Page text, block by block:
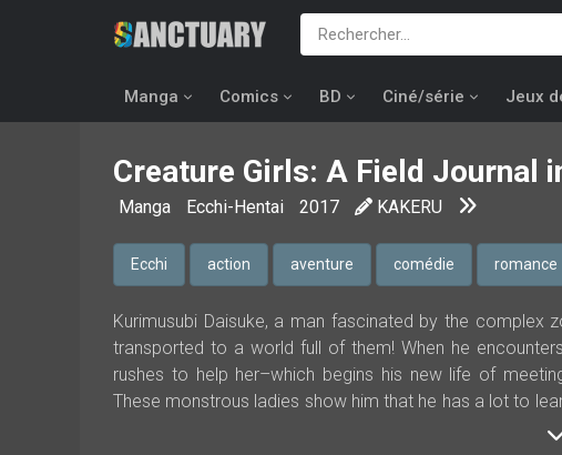
Manga Comics BD Ciné/série Jeux
Creature Girls: A Field Journal
Manga Ecchi-Hentai 2017 KAKERU
Ecchi action aventure comédie romance
Kurimusubi Daisuke, a man fascinated by the
transported to a world full of them! When he
rushes to help her–which begins his new life of
These monstrous ladies show him that he has a lot to
passion for monster girls like this ! This fantasy manga